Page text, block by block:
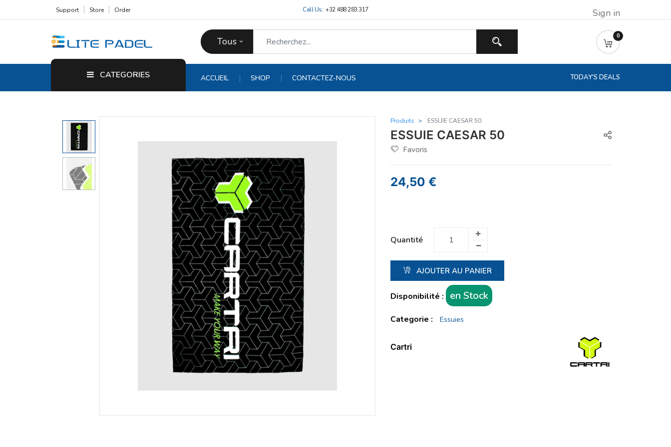
Support Store Order Call Us: +32 488 283 317 Sign in
Tous 0
CATEGORIES ACCUEIL SHOP CONTACTEZ-NOUS TODAY'S DEALS
Produits ESSUIE CAESAR 50
ESSUIE CAESAR 50
Favoris
24,50 €
Quantité
AJOUTER AU PANIER
Disponibilité : en Stock
Categorie : Essuies
Cartri